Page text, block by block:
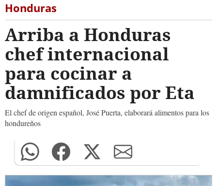
Honduras
Arriba a Honduras
chef internacional
para cocinar a
damnificados por Eta
El chef de origen español, José Puerta, elaborará alimentos para los
hondureños